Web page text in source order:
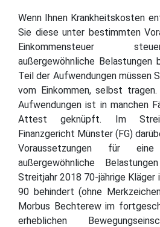
Wenn Ihnen Krankheitskosten
Sie diese unter bestimmten
Einkommensteuer
außergewöhnliche Belastungen
Teil der Aufwendungen müssen
vom Einkommen, selbst
Aufwendungen ist in manchen
Attest geknüpft. Im
Finanzgericht Münster (FG)
Voraussetzungen für
außergewöhnliche
Streitjahr 2018 70-jährige Kläger
90 behindert (ohne
Morbus Bechterew im
erheblichen